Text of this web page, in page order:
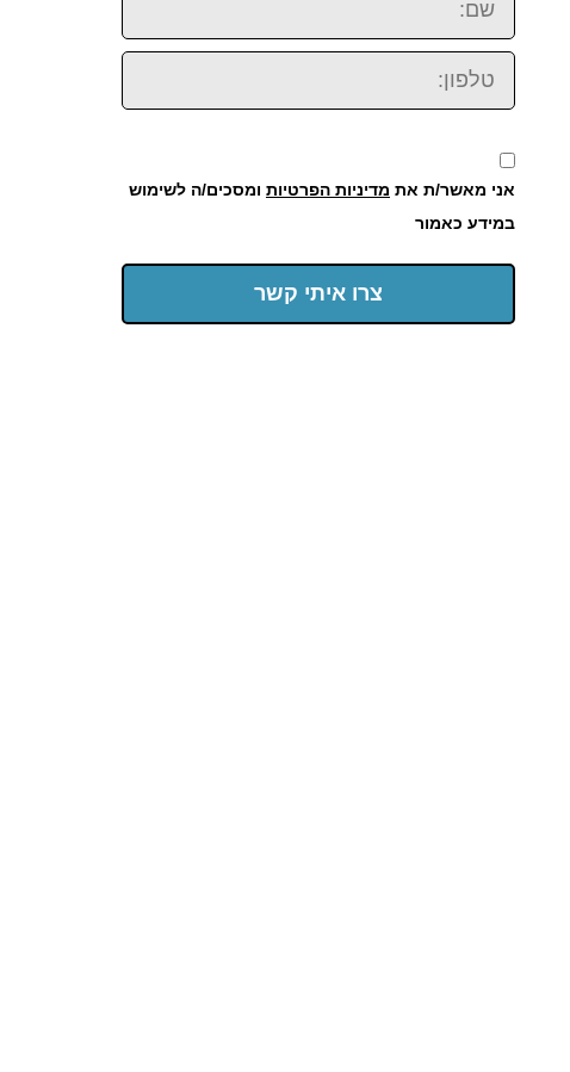
טלפון:
אני מאשר/ת את מדיניות הפרטיות ומסכים/ה לשימוש
במידע כאמור
צרו איתי קשר